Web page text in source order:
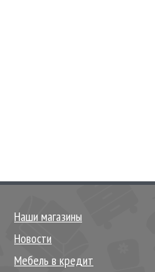
Наши магазины
Новости
Мебель в кредит